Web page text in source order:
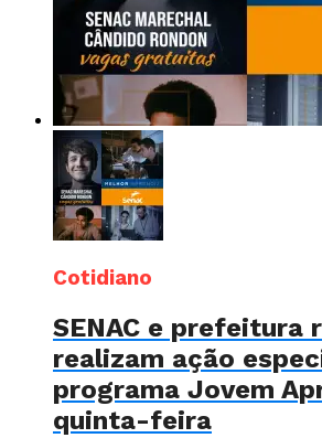
Cotidiano
SENAC e prefeitura
realizam ação
programa Jovem
quinta-feira